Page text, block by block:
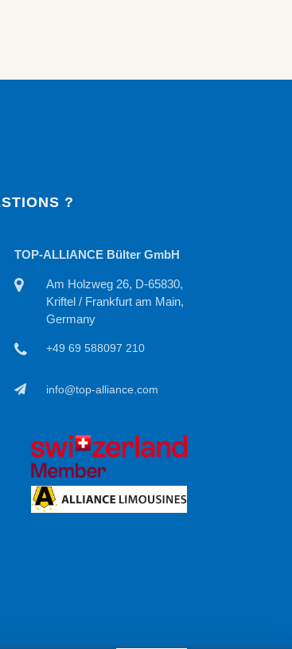
?
TOP-ALLIANCE Bülter GmbH
Am Holzweg 26, D-65830,
Kriftel / Frankfurt am Main,
Germany
+49 69 588097 210
info@top-alliance.com